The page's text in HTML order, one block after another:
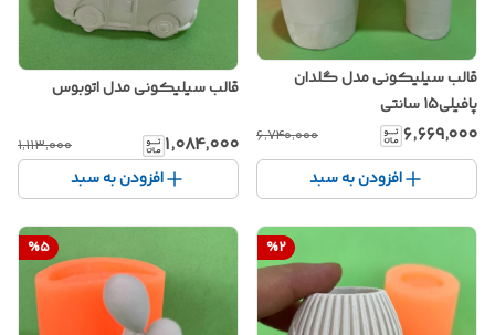
قالب سیلیکونی مدل گلدان
پافیلی15 سانتی
۶٬۶۶۹٬۰۰۰ ۶٬۷۴۰٬۰۰۰
افزودن به سبد
قالب سیلیکونی مدل اتوبوس
۱٬۰۸۴٬۰۰۰ ۱٬۱۱۳٬۰۰۰
افزودن به سبد
%2
%5